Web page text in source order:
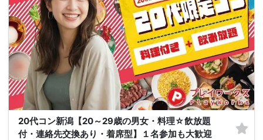
20代コン新潟【20～29歳の男女・料理☆飲放題
付・連絡先交換あり・着席型】１名参加も大歓迎